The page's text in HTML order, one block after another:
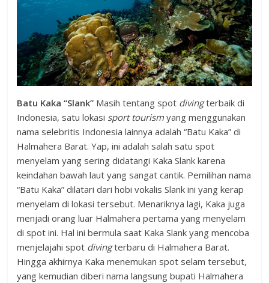
Batu Kaka “Slank” Masih tentang spot divingterbaik di
Indonesia, satu lokasi sport tourism yang menggunakan
nama selebritis Indonesia lainnya adalah “Batu Kaka” di
Halmahera Barat. Yap, ini adalah salah satu spot
menyelam yang sering didatangi Kaka Slank karena
keindahan bawah laut yang sangat cantik. Pemilihan nama
“Batu Kaka” dilatari dari hobi vokalis Slank ini yang kerap
menyelam di lokasi tersebut. Menariknya lagi, Kaka juga
menjadi orang luar Halmahera pertama yang menyelam
di spot ini. Hal ini bermula saat Kaka Slank yang mencoba
menjelajahi spot divingterbaru di Halmahera Barat.
Hingga akhirnya Kaka menemukan spot selam tersebut,
yang kemudian diberi nama langsung bupati Halmahera